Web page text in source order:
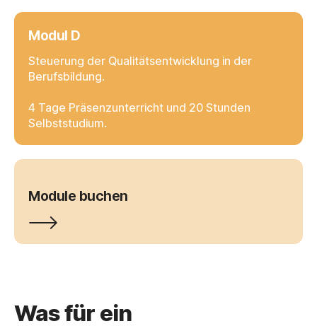
Modul D
Steuerung der Qualitätsentwicklung in der
Berufsbildung.
4 Tage Präsenzunterricht und 20 Stunden
Selbststudium.
Module buchen
Was für ein